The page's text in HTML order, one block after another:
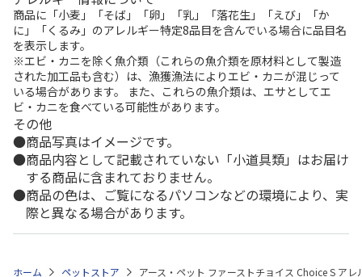
商品に「小麦」「そば」「卵」「乳」「落花生」「えび」「か
に」「くるみ」のアレルギー特定8品目を含んでいる場合に品目名
を表示します。
※エビ・カニを除く魚介類（これらの魚介類を原材料として製造
された加工品も含む）は、漁獲漁法によりエビ・カニが混じって
いる場合があります。 また、これらの魚介類は、エサとしてエ
ビ・カニを食べている可能性があります。
その他
商品写真はイメージです。
商品内容として記載されていない「小道具類」はお届け
する商品に含まれておりません。
商品の色は、ご覧になるパソコンなどの環境により、実
際と異なる場合があります。
ホーム ペットストア アース・ペット ファーストチョイス Choice S ア